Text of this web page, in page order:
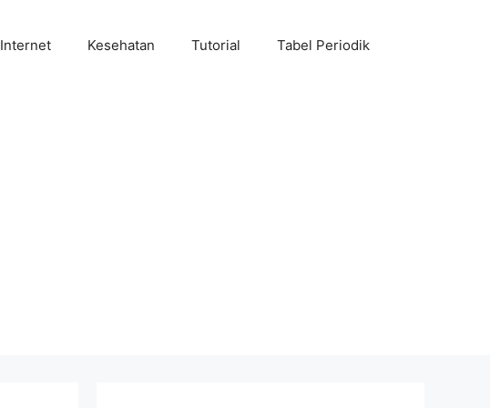
Internet Kesehatan Tutorial Tabel Periodik